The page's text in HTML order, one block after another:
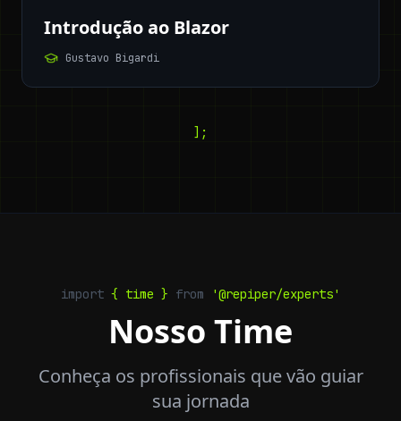
Introdução ao Blazor
Gustavo Bigardi
];
import { time } from '@repiper/experts'
Nosso Time
Conheça os profissionais que vão guiar
sua jornada